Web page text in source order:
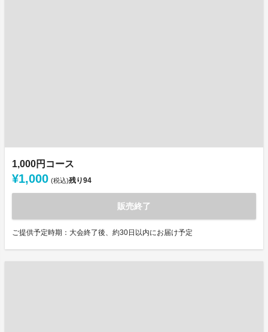
1,000円コース
¥1,000 (税込)残り94
販売終了
ご提供予定時期：大会終了後、約30日以内にお届け予定